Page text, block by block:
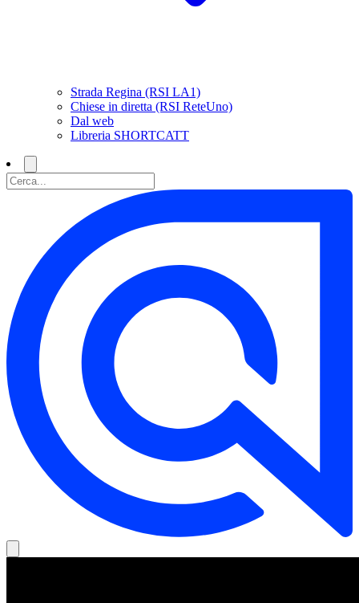
Strada Regina (RSI LA1)
Chiese in diretta (RSI ReteUno)
Dal web
Libreria SHORTCATT